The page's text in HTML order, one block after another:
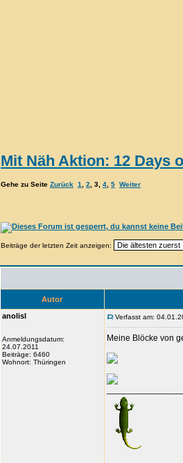
Mit Näh Aktion: 12 Days
Gehe zu Seite Zurück 1 2 3 4 5 Weiter
Beiträge der letzten Zeit anzeigen:
Autor
anolisl
Anmeldungsdatum:
24.07.2011
Beiträge: 6460
Wohnort: Thüringen
Verfasst am:
Meine Blöcke von